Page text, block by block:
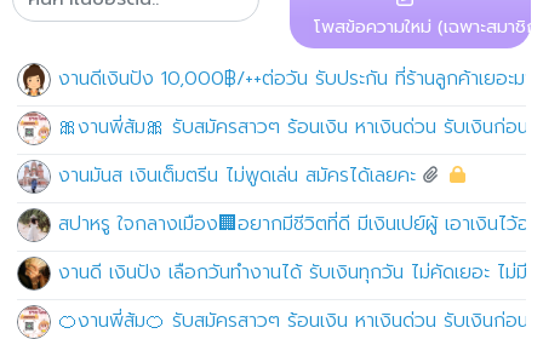
โพสข้อความใหม่ (เฉพาะสมาชิก)
งานดีเงินปัง 10,000฿/++ต่อวัน รับประกัน ที่ร้านลูกค้าเยอะมา
🎀งานพี่ส้ม🎀 รับสมัครสาวๆ ร้อนเงิน หาเงินด่วน รับเงินก่อนท
งานมันส เงินเต็มตรีน ไม่พูดเล่น สมัครได้เลยคะ
สปาหรู ใจกลางเมือง🏢อยากมีชีวิตที่ดี มีเงินเปย์ผู้ เอาเงินไว้
งานดี เงินปัง เลือกวันทำงานได้ รับเงินทุกวัน ไม่คัดเยอะ ไม่มี
🍊งานพี่ส้ม🍊 รับสมัครสาวๆ ร้อนเงิน หาเงินด่วน รับเงินก่อนท